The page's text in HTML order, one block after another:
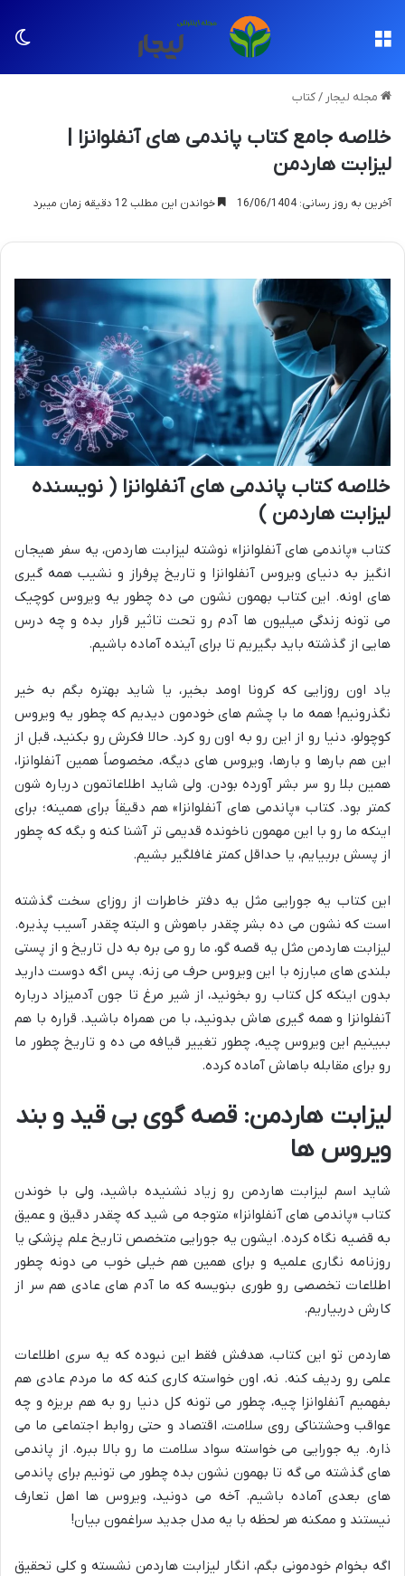
مجله لیجار /کتاب
خلاصه جامع کتاب پاندمی های آنفلوانزا |
لیزابت هاردمن
آخرین به روز رسانی: 16/06/1404 خواندن این مطلب 12 دقیقه زمان میبرد
خلاصه کتاب پاندمی های آنفلوانزا ( نویسنده
لیزابت هاردمن )
کتاب «پاندمی های آنفلوانزا» نوشته لیزابت هاردمن، یه سفر هیجان
انگیز به دنیای ویروس آنفلوانزا و تاریخ پرفراز و نشیب همه گیری
های اونه. این کتاب بهمون نشون می ده چطور یه ویروس کوچیک
می تونه زندگی میلیون ها آدم رو تحت تاثیر قرار بده و چه درس
هایی از گذشته باید بگیریم تا برای آینده آماده باشیم.
یاد اون روزایی که کرونا اومد بخیر، یا شاید بهتره بگم به خیر
نگذرونیم! همه ما با چشم های خودمون دیدیم که چطور یه ویروس
کوچولو، دنیا رو از این رو به اون رو کرد. حالا فکرش رو بکنید، قبل از
این هم بارها و بارها، ویروس های دیگه، مخصوصاً همین آنفلوانزا،
همین بلا رو سر بشر آورده بودن. ولی شاید اطلاعاتمون درباره شون
کمتر بود. کتاب «پاندمی های آنفلوانزا» هم دقیقاً برای همینه؛ برای
اینکه ما رو با این مهمون ناخونده قدیمی تر آشنا کنه و بگه که چطور
از پسش بربیایم، یا حداقل کمتر غافلگیر بشیم.
این کتاب یه جورایی مثل یه دفتر خاطرات از روزای سخت گذشته
است که نشون می ده بشر چقدر باهوش و البته چقدر آسیب پذیره.
لیزابت هاردمن مثل یه قصه گو، ما رو می بره به دل تاریخ و از پستی
بلندی های مبارزه با این ویروس حرف می زنه. پس اگه دوست دارید
بدون اینکه کل کتاب رو بخونید، از شیر مرغ تا جون آدمیزاد درباره
آنفلوانزا و همه گیری هاش بدونید، با من همراه باشید. قراره با هم
ببینیم این ویروس چیه، چطور تغییر قیافه می ده و تاریخ چطور ما
رو برای مقابله باهاش آماده کرده.
لیزابت هاردمن: قصه گوی بی قید و بند
ویروس ها
شاید اسم لیزابت هاردمن رو زیاد نشنیده باشید، ولی با خوندن
کتاب «پاندمی های آنفلوانزا» متوجه می شید که چقدر دقیق و عمیق
به قضیه نگاه کرده. ایشون یه جورایی متخصص تاریخ علم پزشکی یا
روزنامه نگاری علمیه و برای همین هم خیلی خوب می دونه چطور
اطلاعات تخصصی رو طوری بنویسه که ما آدم های عادی هم سر از
کارش دربیاریم.
هاردمن تو این کتاب، هدفش فقط این نبوده که یه سری اطلاعات
علمی رو ردیف کنه. نه، اون خواسته کاری کنه که ما مردم عادی هم
بفهمیم آنفلوانزا چیه، چطور می تونه کل دنیا رو به هم بریزه و چه
عواقب وحشتناکی روی سلامت، اقتصاد و حتی روابط اجتماعی ما می
ذاره. یه جورایی می خواسته سواد سلامت ما رو بالا ببره. از پاندمی
های گذشته می گه تا بهمون نشون بده چطور می تونیم برای پاندمی
های بعدی آماده باشیم. آخه می دونید، ویروس ها اهل تعارف
نیستند و ممکنه هر لحظه با یه مدل جدید سراغمون بیان!
اگه بخوام خودمونی بگم، انگار لیزابت هاردمن نشسته و کلی تحقیق